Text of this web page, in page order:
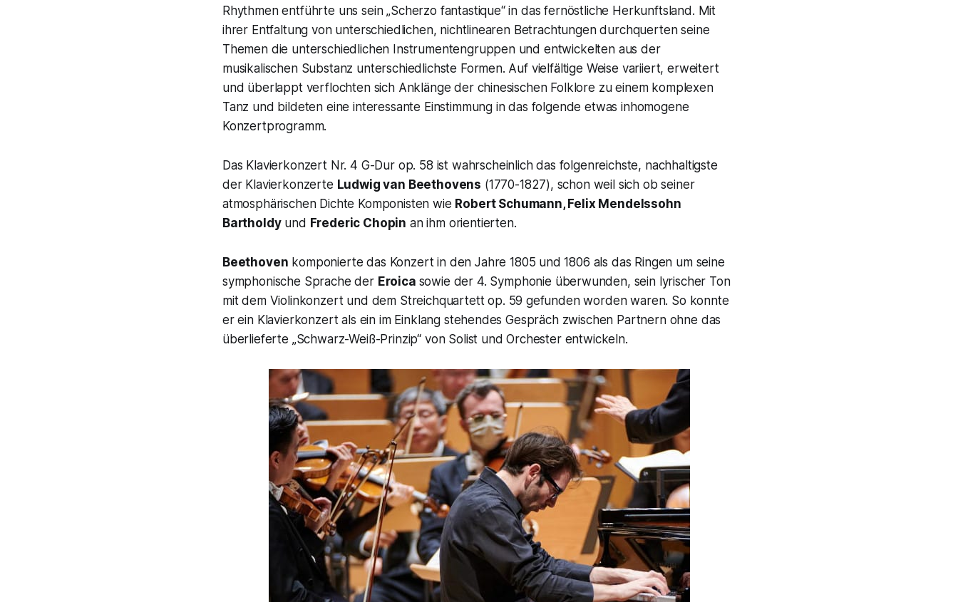
Rhythmen entführte uns sein „Scherzo fantastique“ in das fernöstliche Herkunftsland. Mit
ihrer Entfaltung von unterschiedlichen, nichtlinearen Betrachtungen durchquerten seine
Themen die unterschiedlichen Instrumentengruppen und entwickelten aus der
musikalischen Substanz unterschiedlichste Formen. Auf vielfältige Weise variiert, erweitert
und überlappt verflochten sich Anklänge der chinesischen Folklore zu einem komplexen
Tanz und bildeten eine interessante Einstimmung in das folgende etwas inhomogene
Konzertprogramm.
Das Klavierkonzert Nr. 4 G-Dur op. 58 ist wahrscheinlich das folgenreichste, nachhaltigste
der Klavierkonzerte Ludwig van Beethovens (1770-1827), schon weil sich ob seiner
atmosphärischen Dichte Komponisten wie Robert Schumann, Felix Mendelssohn
Bartholdyund Frederic Chopin an ihm orientierten.
Beethoven komponierte das Konzert in den Jahre 1805 und 1806 als das Ringen um seine
symphonische Sprache der Eroica sowie der 4. Symphonie überwunden, sein lyrischer Ton
mit dem Violinkonzert und dem Streichquartett op. 59 gefunden worden waren. So konnte
er ein Klavierkonzert als ein im Einklang stehendes Gespräch zwischen Partnern ohne das
überlieferte „Schwarz-Weiß-Prinzip“ von Solist und Orchester entwickeln.